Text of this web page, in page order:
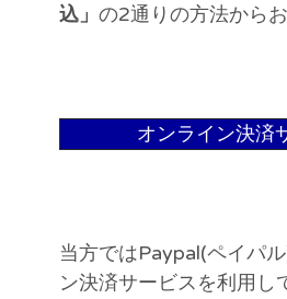
込」 の2通りの方法から
オンライン決済
当方ではPaypal(ペイパ
ン決済サービスを利用し